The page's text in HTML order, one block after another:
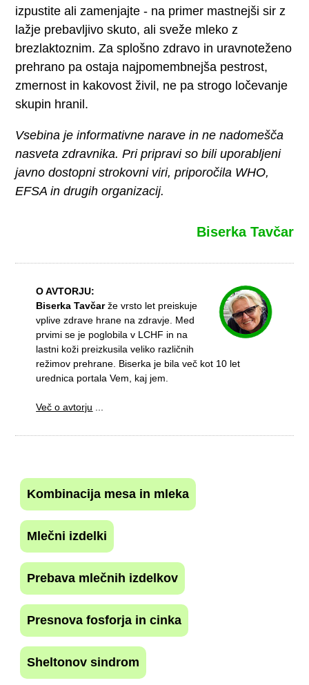
izpustite ali zamenjajte - na primer mastnejši sir z
lažje prebavljivo skuto, ali sveže mleko z
brezlaktoznim. Za splošno zdravo in uravnoteženo
prehrano pa ostaja najpomembnejša pestrost,
zmernost in kakovost živil, ne pa strogo ločevanje
skupin hranil.
Vsebina je informativne narave in ne nadomešča
nasveta zdravnika. Pri pripravi so bili uporabljeni
javno dostopni strokovni viri, priporočila WHO,
EFSA in drugih organizacij.
Biserka Tavčar
O AVTORJU:
Biserka Tavčarže vrsto let preiskuje
vplive zdrave hrane na zdravje. Med
prvimi se je poglobila v LCHF in na
lastni koži preizkusila veliko različnih
režimov prehrane. Biserka je bila več kot 10 let
urednica portala Vem, kaj jem.
Več o avtorju
Kombinacija mesa in mleka
Mlečni izdelki
Prebava mlečnih izdelkov
Presnova fosforja in cinka
Sheltonov sindrom